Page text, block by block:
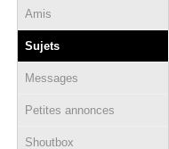
Amis
Sujets
Messages
Petites annonces
Shoutbox